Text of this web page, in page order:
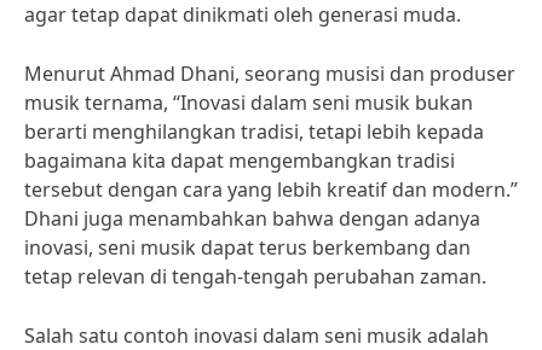
agar tetap dapat dinikmati oleh generasi muda.
Menurut Ahmad Dhani, seorang musisi dan produser
musik ternama, “Inovasi dalam seni musik bukan
berarti menghilangkan tradisi, tetapi lebih kepada
bagaimana kita dapat mengembangkan tradisi
tersebut dengan cara yang lebih kreatif dan modern.”
Dhani juga menambahkan bahwa dengan adanya
inovasi, seni musik dapat terus berkembang dan
tetap relevan di tengah-tengah perubahan zaman.
Salah satu contoh inovasi dalam seni musik adalah